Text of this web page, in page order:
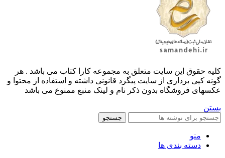
کليه حقوق اين سايت متعلق به مجموعه کارا کتاب می باشد . هر
گونه کپی برداری از سایت پیگرد قانونی داشته و استفاده از محتوا و
عکسهای فروشگاه بدون ذکر نام و لینک منبع ممنوع می باشد
بستن
جستجو
منو
دسته بندی ها